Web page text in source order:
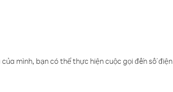
mình, bạn có thể thực hiện cuộc gọi đến số điện